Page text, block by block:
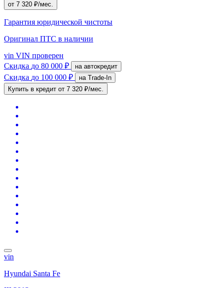
от 7 320 ₽/мес.
Гарантия юридической чистоты
Оригинал ПТС в наличии
vin VIN проверен
Скидка до 80 000 ₽ на автокредит
Скидка до 100 000 ₽
на Trade-In
Купить в кредит от 7 320 ₽/мес.
vin
Hyundai Santa Fe